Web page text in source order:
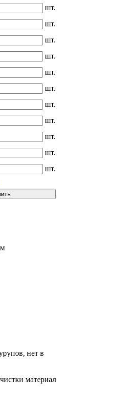
шт.
шт.
шт.
шт.
шт.
шт.
шт.
шт.
шт.
шт.
шт.
нет в
материал